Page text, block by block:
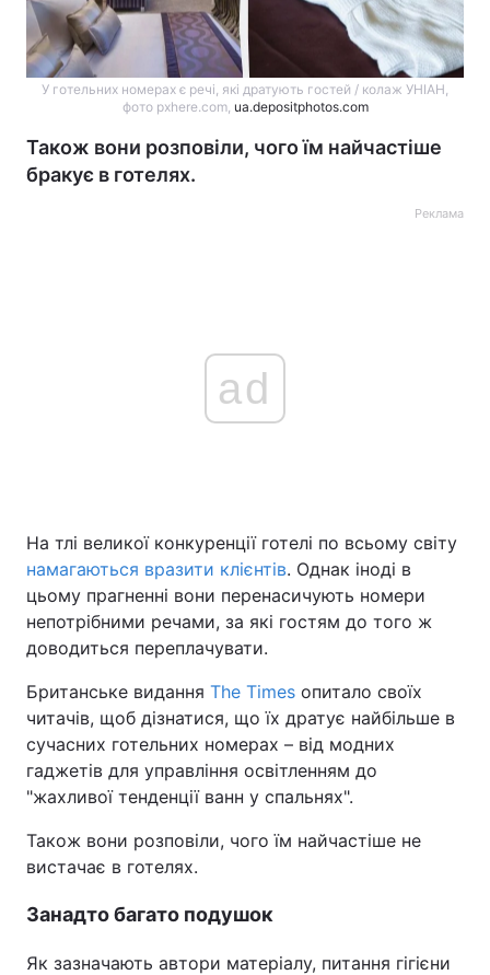
У готельних номерах є речі, які дратують гостей / колаж УНІАН,
фото pxhere.com, ua.depositphotos.com
Також вони розповіли, чого їм найчастіше
бракує в готелях.
Реклама
ad
На тлі великої конкуренції готелі по всьому світу
намагаються вразити клієнтів. Однак іноді в
цьому прагненні вони перенасичують номери
непотрібними речами, за які гостям до того ж
доводиться переплачувати.
Британське видання The Times опитало своїх
читачів, щоб дізнатися, що їх дратує найбільше в
сучасних готельних номерах – від модних
гаджетів для управління освітленням до
"жахливої тенденції ванн у спальнях".
Також вони розповіли, чого їм найчастіше не
вистачає в готелях.
Занадто багато подушок
Як зазначають автори матеріалу, питання гігієни